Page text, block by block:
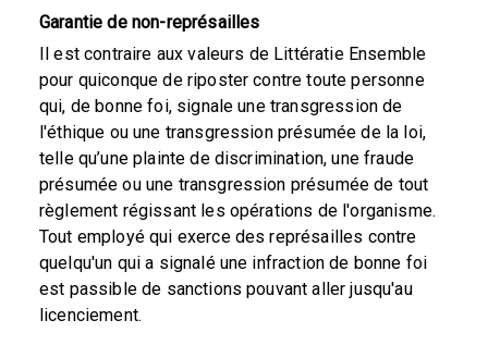
Garantie de non-représailles
Il est contraire aux valeurs de Littératie Ensemble
pour quiconque de riposter contre toute personne
qui, de bonne foi, signale une transgression de
l'éthique ou une transgression présumée de la loi,
telle qu’une plainte de discrimination, une fraude
présumée ou une transgression présumée de tout
règlement régissant les opérations de l'organisme.
Tout employé qui exerce des représailles contre
quelqu'un qui a signalé une infraction de bonne foi
est passible de sanctions pouvant aller jusqu'au
licenciement.